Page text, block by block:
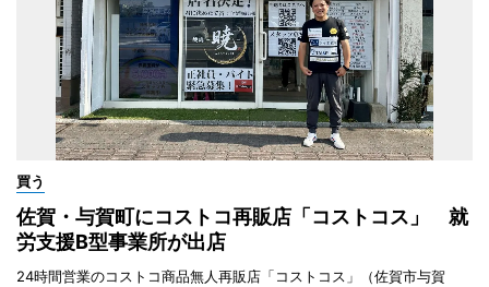
買う
佐賀・与賀町にコストコ再販店「コストコス」 就
労支援B型事業所が出店
24時間営業のコストコ商品無人再販店「コストコス」（佐賀市与賀